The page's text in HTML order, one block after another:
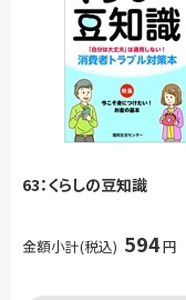
63：くらしの豆知識
金額小計(税込) 594円